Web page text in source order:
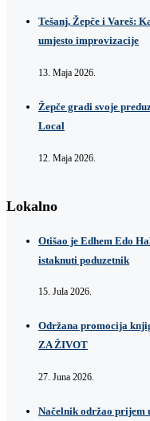
Tešanj, Žepče i Vareš:
umjesto improvizacije
13. Maja 2026.
Žepče gradi svoje
Local
12. Maja 2026.
Lokalno
Otišao je Edhem Edo
istaknuti poduzetnik
15. Jula 2026.
Održana promocija
ZA ŽIVOT
27. Juna 2026.
Načelnik održao prijem